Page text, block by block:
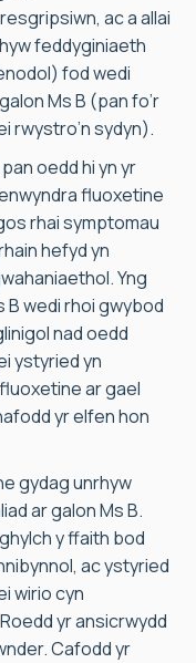
ac a allai
feddyginiaeth
fod wedi
Ms B (pan fo’r
rwystro’n sydyn).
oedd hi yn yr
fluoxetine
rhai symptomau
hefyd yn
Yng
B wedi rhoi gwybod
nad oedd
ystyried yn
ar gael
yr elfen hon
gydag unrhyw
ar galon Ms B.
y ffaith bod
ac ystyried
wirio cyn
yr ansicrwydd
Cafodd yr